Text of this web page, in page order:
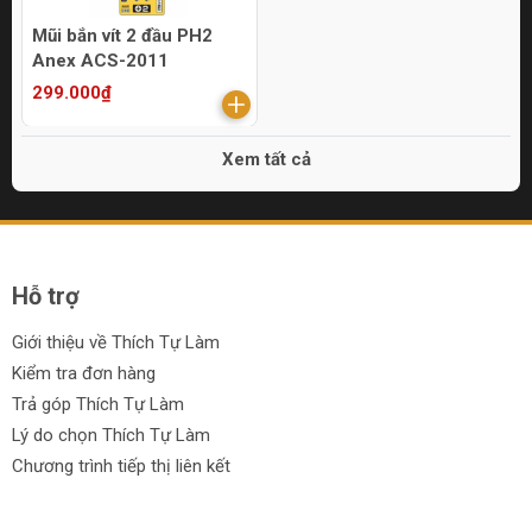
Mũi bắn vít 2 đầu PH2
Anex ACS-2011
299.000₫
Xem tất cả
Hỗ trợ
Giới thiệu về Thích Tự Làm
Kiểm tra đơn hàng
Trả góp Thích Tự Làm
Lý do chọn Thích Tự Làm
Chương trình tiếp thị liên kết